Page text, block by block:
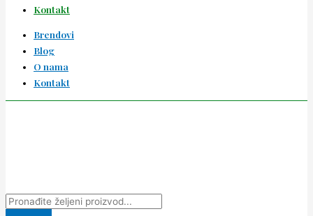
Kontakt
Brendovi
Blog
O nama
Kontakt